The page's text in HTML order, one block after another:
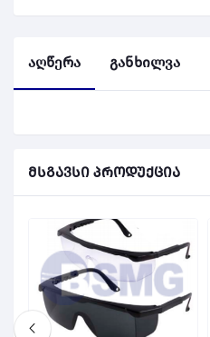
აღწერა განხილვა
მსგავსი პროდუქცია